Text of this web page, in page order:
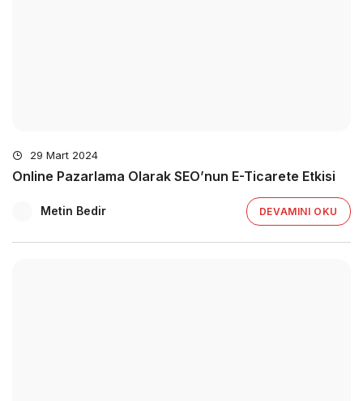
29 Mart 2024
Online Pazarlama Olarak SEO’nun E-Ticarete Etkisi
Metin Bedir DEVAMINI OKU